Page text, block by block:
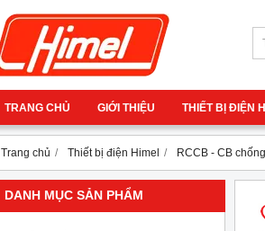
TRANG CHỦ GIỚI THIỆU THIẾT BỊ ĐIỆN
Trang chủ Thiết bị điện Himel RCCB - CB
DANH MỤC SẢN PHẨM